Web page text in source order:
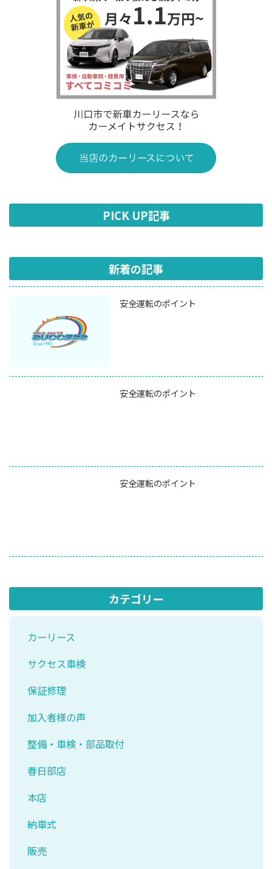
PICK UP記事
新着の記事
安全運転のポイント
安全運転のポイント
安全運転のポイント
カテゴリー
カーリース
サクセス車検
保証修理
加入者様の声
整備・車検・部品取付
春日部店
本店
納車式
販売